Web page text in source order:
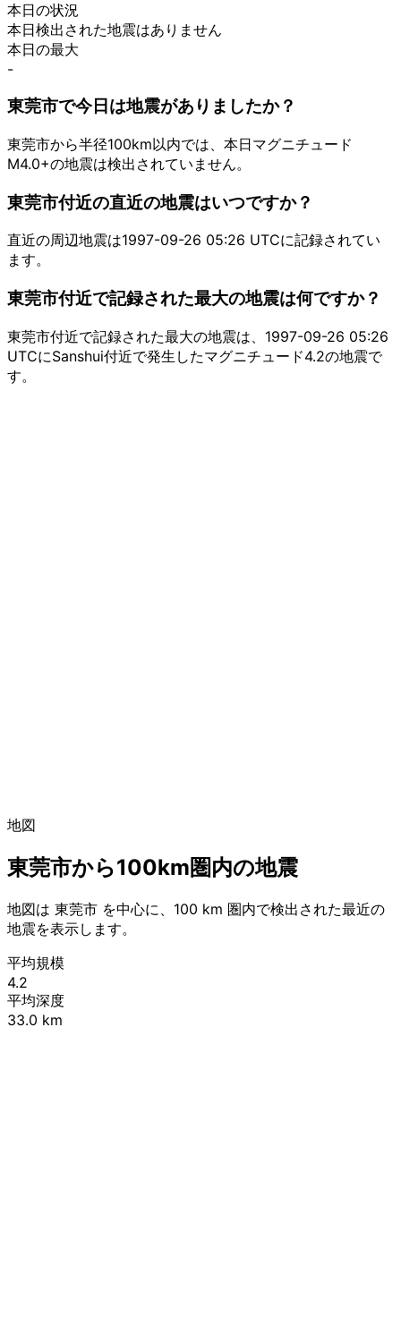
本日の状況
本日検出された地震はありません
本日の最大
-
東莞市で今日は地震がありましたか？
東莞市から半径100km以内では、本日マグニチュード
M4.0+の地震は検出されていません。
東莞市付近の直近の地震はいつですか？
直近の周辺地震は1997-09-26 05:26 UTCに記録されてい
ます。
東莞市付近で記録された最大の地震は何ですか？
東莞市付近で記録された最大の地震は、1997-09-26 05:26
UTCにSanshui付近で発生したマグニチュード4.2の地震で
す。
地図
東莞市から100km圏内の地震
地図は 東莞市 を中心に、100 km 圏内で検出された最近の
地震を表示します。
平均規模
4.2
平均深度
33.0 km